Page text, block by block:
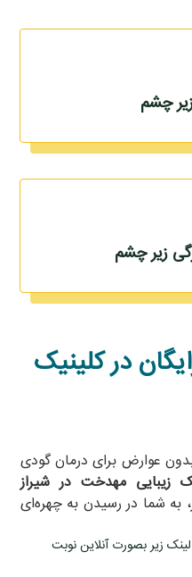
چشم
زیر چشم
در کلینیک
عوارض برای درمان گودی
زیبایی مهدخت در شیراز
به شما در رسیدن به چهره‌ای
زیر بصورت آنلاین نوبت